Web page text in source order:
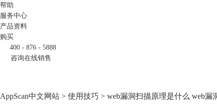
帮助
服务中心
产品资料
购买
400 - 876 - 5888
咨询在线销售
AppScan中文网站 > 使用技巧 > web漏洞扫描原理是什么 web